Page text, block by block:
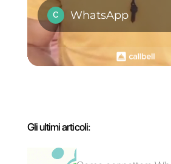
cercano un
includa funzioni
e shop online.
semplice e
un’ottima